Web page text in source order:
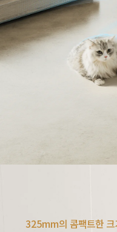
325mm의 콤팩트한 크